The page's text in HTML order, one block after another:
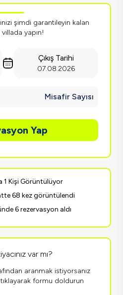
şimdi garantileyin kalan
yapın!
Çıkış Tarihi
07.08.2026
Misafir Sayısı
Yap
1 Kişi Görüntülüyor
68 kez görüntülendi
6 rezervasyon aldı
var mı?
aranmak istiyorsanız
formu doldurun